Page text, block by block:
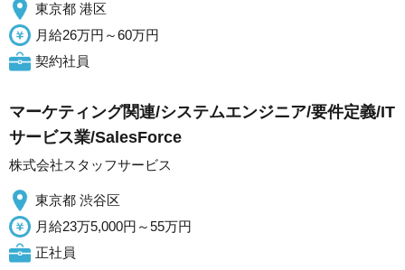
東京都 港区
月給26万円～60万円
契約社員
マーケティング関連/システムエンジニア/要件定義/IT
サービス業/SalesForce
株式会社スタッフサービス
東京都 渋谷区
月給23万5,000円～55万円
正社員